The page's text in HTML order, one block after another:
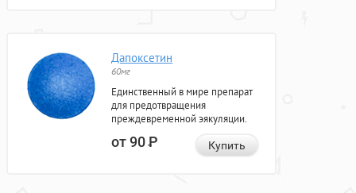
Дапоксетин
60мг
Единственный в мире препарат
для предотвращения
преждевременной эякуляции.
от 90Р Купить